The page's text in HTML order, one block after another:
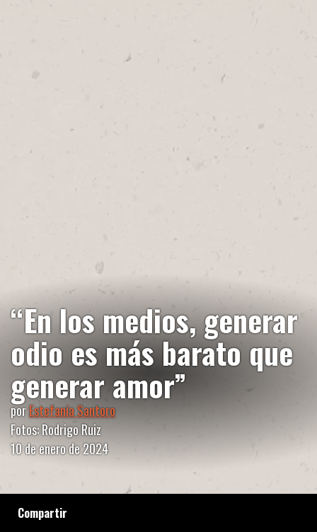
Compartir
“En los medios, generar
odio es más barato que
generar amor”
porEstefanía Santoro
Fotos: Rodrigo Ruiz
10 de enero de 2024